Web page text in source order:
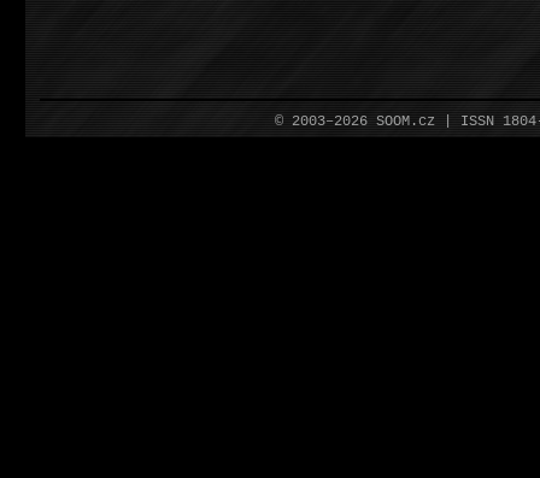
© 2003–2026 SOOM.cz | ISSN